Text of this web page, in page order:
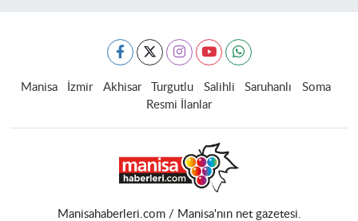
Manisa İzmir Akhisar Turgutlu Salihli Saruhanlı
Soma
Resmi İlanlar
Manisahaberleri.com / Manisa'nın net gazetesi.